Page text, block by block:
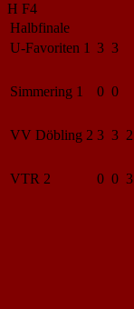
H F4
Halbfinale
U-Favoriten 1 3 3
Simmering 1
0 0
VV Döbling 2 3 3 2
VTR 2
0 0 3